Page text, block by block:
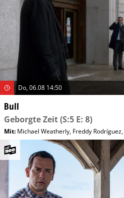
Do, 06.08 14:50
Bull
Geborgte Zeit(S:5 E: 8)
Mit: Michael Weatherly, Freddy Rodríguez,